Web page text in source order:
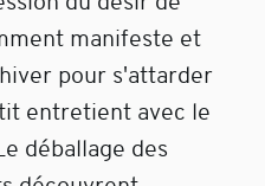
manifeste et
pour s'attarder
entretient avec le
déballage des